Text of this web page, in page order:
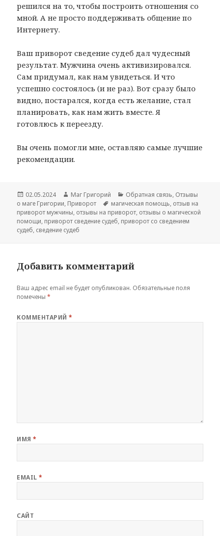
решился на то, чтобы построить отношения со
мной. А не просто поддерживать общение по
Интернету.
Ваш приворот сведение судеб дал чудесный
результат. Мужчина очень активизировался.
Сам придумал, как нам увидеться. И что
успешно состоялось (и не раз). Вот сразу было
видно, постарался, когда есть желание, стал
планировать, как нам жить вместе. Я
готовлюсь к переезду.
Вы очень помогли мне, оставляю самые лучшие
рекомендации.
Опубликовано
02.05.2024 Автор
Маг Григорий Рубрики
Обратная связь, Отзывы
о маге Григории, Приворот Метки
магическая помощь, отзыв на
приворот мужчины, отзывы на приворот, отзывы о магической
помощи, приворот сведение судеб, приворот со сведением
судеб, сведение судеб
Добавить комментарий
Ваш адрес email не будет опубликован. Обязательные поля
помечены*
КОММЕНТАРИЙ*
ИМЯ*
EMAIL*
САЙТ